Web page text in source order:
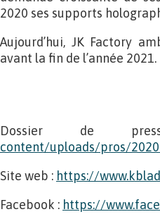
2020 ses supports
Aujourd’hui, JK Factory
avant la fin de l’année 2021.
Dossier de
content/uploads/pros/
Site web : https://
Facebook : https://